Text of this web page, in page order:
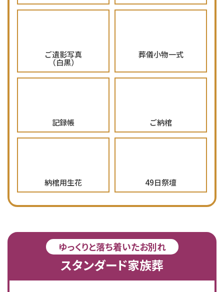
ご遺影写真
（白黒）
葬儀小物一式
記録帳 ご納棺
納棺用生花 49日祭壇
ゆっくりと落ち着いたお別れ
スタンダード家族葬